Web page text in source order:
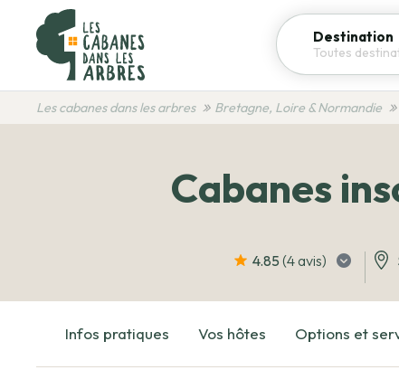
Destination
Les cabanes dans les arbres Bretagne, Loire & Normandie
Cabanes
4.85 (4avis)
Infos pratiques Vos hôtes Options et